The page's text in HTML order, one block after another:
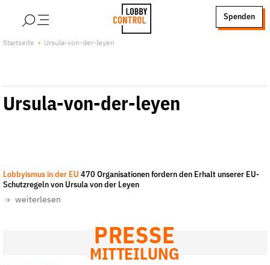
LobbyControl
Spenden
Über uns
Finanzierung
Unsere Schwerpunkte
Lobbykontrolle und Regeln
Macht der Digitalkonzerne
Startseite Ursula-von-der-leyen
Ursula-von-der-leyen
Lobbyismus in der EU 470 Organisationen fordern den Erhalt unserer EU-
Schutzregeln von Ursula von der Leyen
weiterlesen
PRESSE
MITTEILUNG